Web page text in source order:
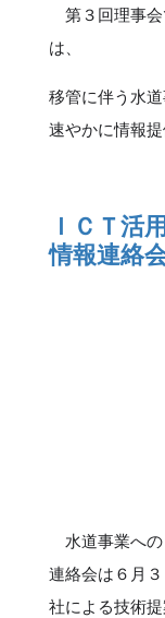
第３回理事会
は、
移管に伴う水
速やかに情報
ＩＣＴ活
情報連絡
水道事業への
連絡会は６月
社による技術